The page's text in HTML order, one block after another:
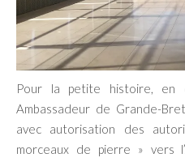
Pour la petite histoire, en
Ambassadeur de Grande-
avec autorisation des
morceaux de pierre » vers